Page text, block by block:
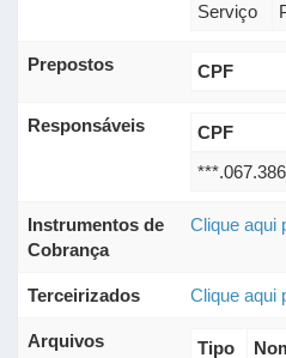
Serviço
Prepostos CPF
Responsáveis CPF
Instrumentos de
Cobrança
Clique aqui
Terceirizados Clique aqui
Arquivos Tipo